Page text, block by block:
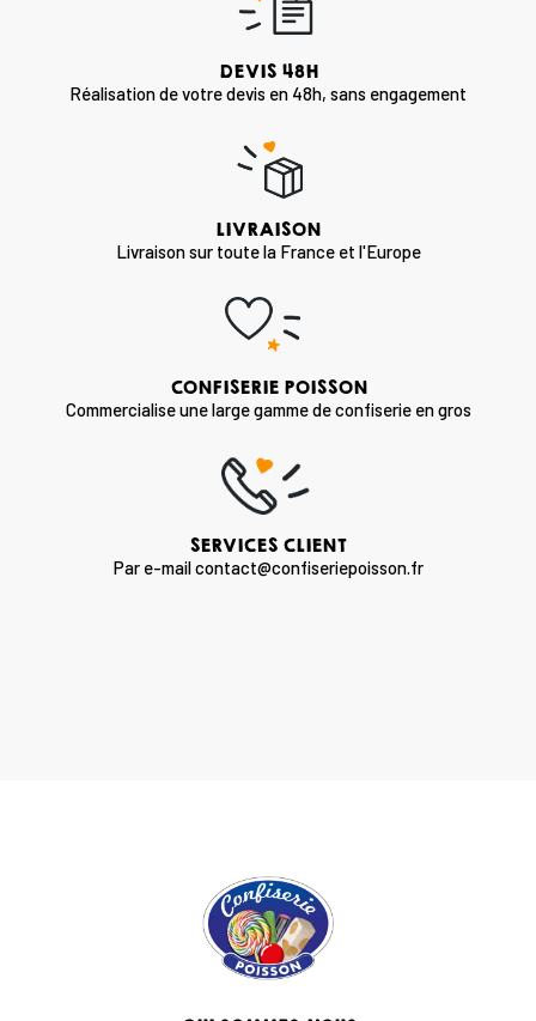
DEVIS 48H
Réalisation de votre devis en 48h, sans engagement
LIVRAISON
Livraison sur toute la France et l'Europe
CONFISERIE POISSON
Commercialise une large gamme de confiserie en gros
SERVICES CLIENT
Par e-mail contact@confiseriepoisson.fr